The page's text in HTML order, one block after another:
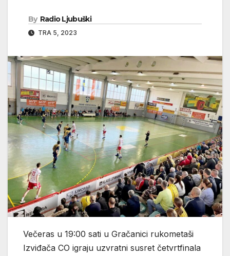
By Radio Ljubuški
TRA 5, 2023
Večeras u 19:00 sati u Gračanici rukometaši
Izviđača CO igraju uzvratni susret četvrtfinala